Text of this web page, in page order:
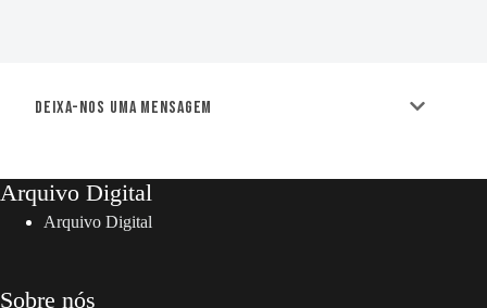
Deixa-nos uma mensagem
Arquivo Digital
Arquivo Digital
Sobre nós